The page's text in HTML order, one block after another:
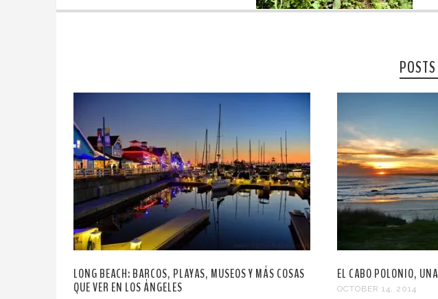
LONG BEACH: BARCOS, PLAYAS, MUSEOS Y MÁS COSAS
QUE VER EN LOS ÁNGELES
EL CABO POLONIO,
OCTOBER 14, 2014